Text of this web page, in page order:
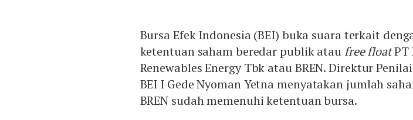
Bursa Efek Indonesia (BEI) buka suara terkait
ketentuan saham beredar publik atau free floatPT
Renewables Energy Tbk atau BREN. Direktur
BEI I Gede Nyoman Yetna menyatakan jumlah
BREN sudah memenuhi ketentuan bursa.